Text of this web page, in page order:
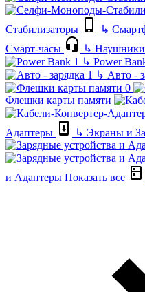
Стабилизаторы
↳
Смарт-часы
↳ Наушники
↳ Power
↳ Авто -
Флешки карты памяти
Адаптеры
↳ Экраны и
и Адаптеры Показать все